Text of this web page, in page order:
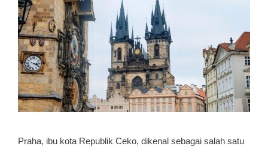
Praha, ibu kota Republik Ceko, dikenal sebagai salah satu